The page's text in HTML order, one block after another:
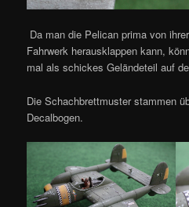
Da man die Pelican prima von
Fahrwerk herausklappen kann,
mal als schickes Geländeteil auf
Die Schachbrettmuster stammen
Decalbogen.